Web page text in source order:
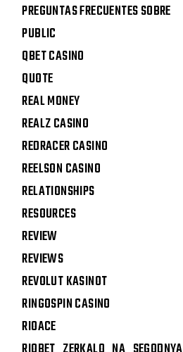
PREGUNTAS FRECUENTES SOBRE
PUBLIC
QBET CASINO
QUOTE
REAL MONEY
REALZ CASINO
REDRACER CASINO
REELSON CASINO
RELATIONSHIPS
RESOURCES
REVIEW
REVIEWS
REVOLUT KASINOT
RINGOSPIN CASINO
RIOACE